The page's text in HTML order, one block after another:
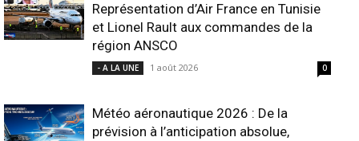
Représentation d’Air France en Tunisie
et Lionel Rault aux commandes de la
région ANSCO
- A LA UNE 1 août 2026 0
Météo aéronautique 2026 : De la
prévision à l’anticipation absolue,